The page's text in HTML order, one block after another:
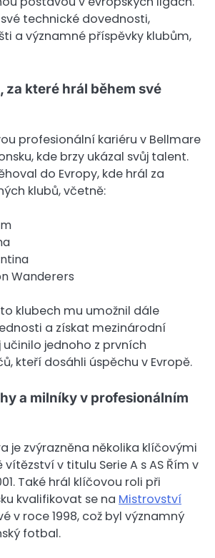
technické dovednosti,
a významné příspěvky klubům,
za které hrál během své
profesionální kariéru v Bellmare
kde brzy ukázal svůj talent.
do Evropy, kde hrál za
klubů, včetně:
Wanderers
klubech mu umožnil dále
a získat mezinárodní
učinilo jednoho z prvních
kteří dosáhli úspěchu v Evropě.
a milníky v profesionálním
je zvýrazněna několika klíčovými
v titulu Serie A s AS Řím v
Také hrál klíčovou roli při
kvalifikovat se na Mistrovství
v roce 1998, což byl významný
fotbal.